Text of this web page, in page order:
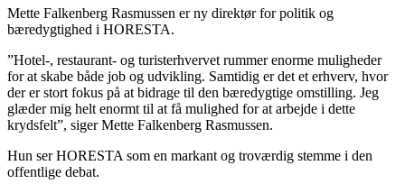
Mette Falkenberg Rasmussen er ny direktør for politik og
bæredygtighed i HORESTA.
”Hotel-, restaurant- og turisterhvervet rummer enorme muligheder
for at skabe både job og udvikling. Samtidig er det et erhverv, hvor
der er stort fokus på at bidrage til den bæredygtige omstilling. Jeg
glæder mig helt enormt til at få mulighed for at arbejde i dette
krydsfelt”, siger Mette Falkenberg Rasmussen.
Hun ser HORESTA som en markant og troværdig stemme i den
offentlige debat.